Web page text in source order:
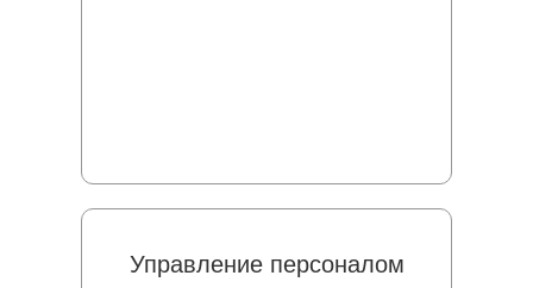
Управление персоналом